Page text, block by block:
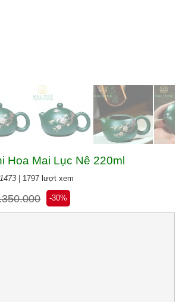
Hoa Mai Lục Nê 220ml
| 1797 lượt xem
-30%